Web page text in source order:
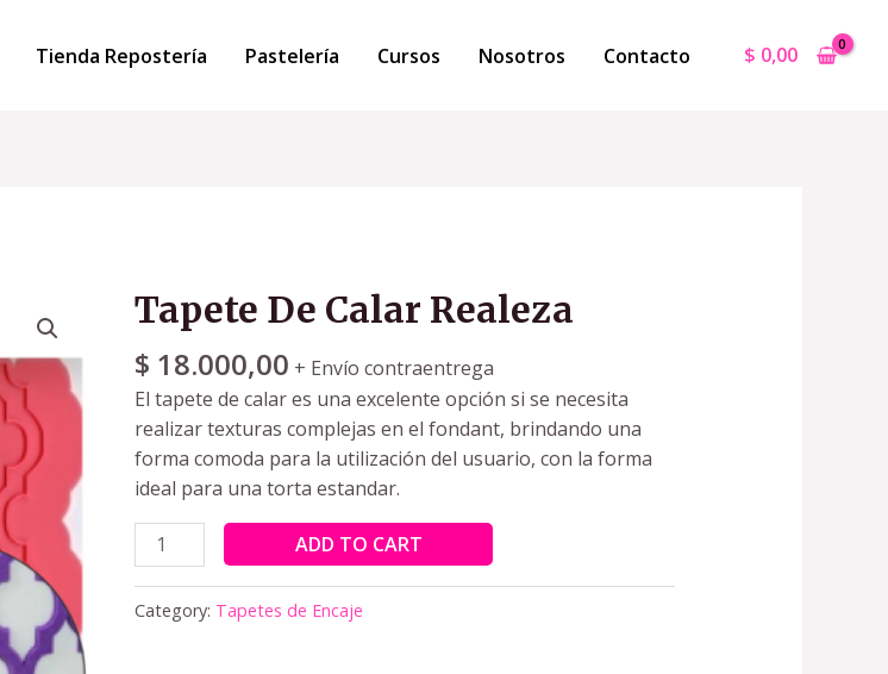
Tienda Repostería Pastelería Cursos Nosotros Contacto $ 0,00
Tapete De Calar Realeza
$ 18.000,00 + Envío contraentrega
El tapete de calar es una excelente opción si se necesita
realizar texturas complejas en el fondant, brindando una
forma comoda para la utilización del usuario, con la forma
ideal para una torta estandar.
ADD TO CART
Category: Tapetes de Encaje